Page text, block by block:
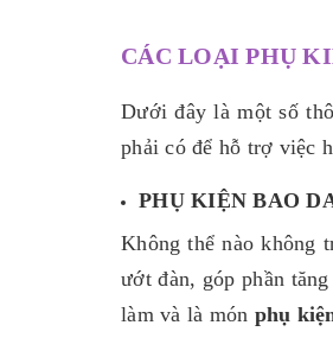
CÁC LOẠI PHỤ
Dưới đây là một số
phải có để hỗ trợ việc
PHỤ KIỆN BAO
Không thể nào không
ướt đàn, góp phần
làm và là món phụ